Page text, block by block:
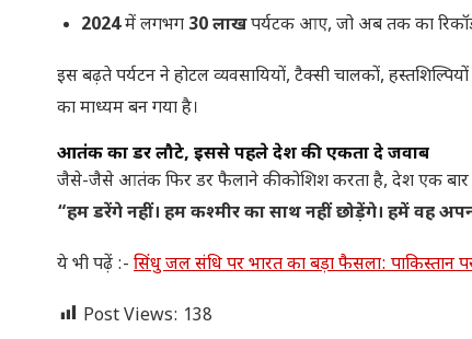
2024में लगभग 30 लाखपर्यटक आए, जो अब तक का
इस बढ़ते पर्यटन ने होटल व्यवसायियों, टैक्सी चालकों,
का माध्यम बन गया है।
आतंक का डर लौटे, इससे पहले देश की एकता दे जवाब
जैसे-जैसे आतंक फिर डर फैलाने की कोशिश करता है, देश एक बार
“हम डरेंगे नहीं। हम कश्मीर का साथ नहीं छोड़ेंगे। हमें वह
ये भी पढ़ें :- सिंधु जल संधि पर भारत का बड़ा फैसला: पाकिस्तान
Post Views: 138